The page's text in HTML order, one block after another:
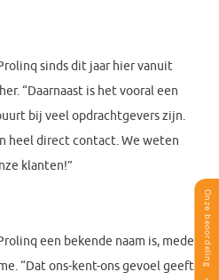
sinds dit jaar hier vanuit
“Daarnaast is het vooral een
bij veel opdrachtgevers zijn.
heel direct contact. We weten
klanten!”
een bekende naam is, mede
“Dat ons-kent-ons gevoel geeft